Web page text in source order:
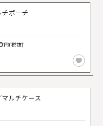
チポーチ
円(税抜)
マルチケース